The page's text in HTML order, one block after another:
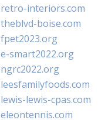
retro-interiors.com
theblvd-boise.com
fpet2023.org
e-smart2022.org
ngrc2022.org
leesfamilyfoods.com
lewis-lewis-cpas.com
eleontennis.com